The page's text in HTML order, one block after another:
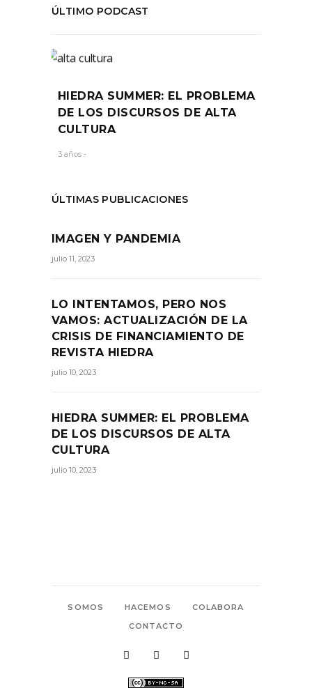
ÚLTIMO PODCAST
HIEDRA SUMMER: EL PROBLEMA
DE LOS DISCURSOS DE ALTA
CULTURA
3 años -
ÚLTIMAS PUBLICACIONES
IMAGEN Y PANDEMIA
julio 11, 2023
LO INTENTAMOS, PERO NOS
VAMOS: ACTUALIZACIÓN DE LA
CRISIS DE FINANCIAMIENTO DE
REVISTA HIEDRA
julio 10, 2023
HIEDRA SUMMER: EL PROBLEMA
DE LOS DISCURSOS DE ALTA
CULTURA
julio 10, 2023
SOMOS HACEMOS
COLABORA
CONTACTO